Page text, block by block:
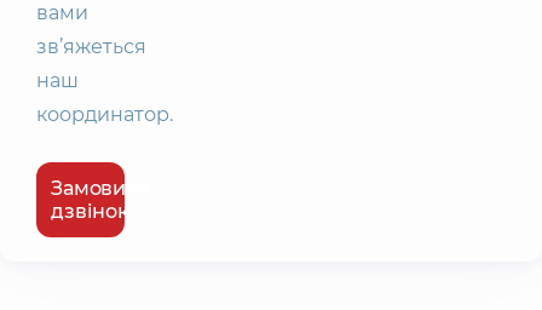
вами
зв’яжеться
наш
координатор.
Замовити
дзвінок